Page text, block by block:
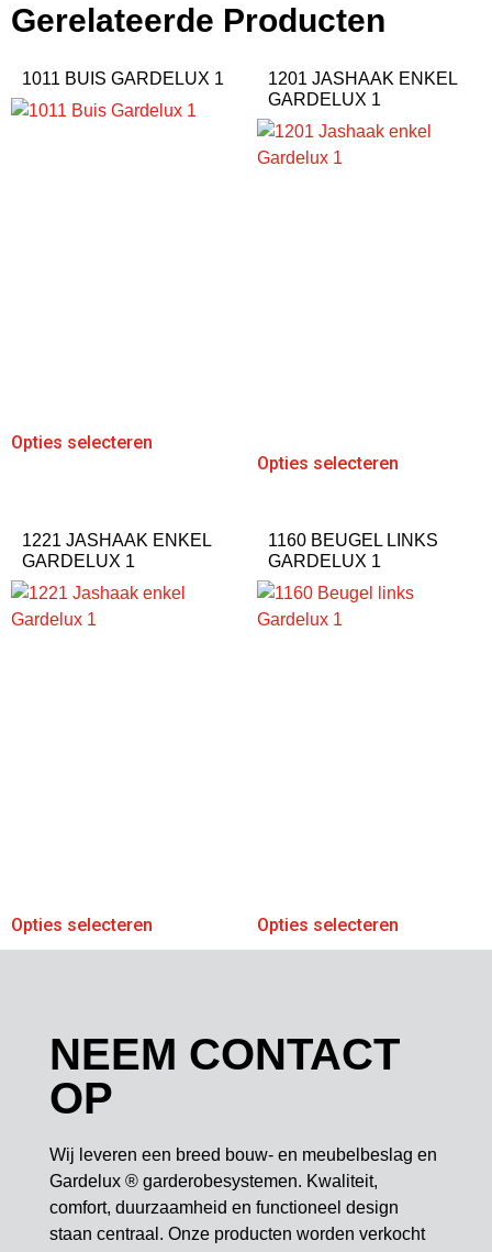
Gerelateerde Producten
1011 BUIS GARDELUX 1
Opties selecteren
1201 JASHAAK ENKEL
GARDELUX 1
Opties selecteren
1221 JASHAAK ENKEL
GARDELUX 1
Opties selecteren
1160 BEUGEL LINKS
GARDELUX 1
Opties selecteren
NEEM CONTACT
OP
Wij leveren een breed bouw- en meubelbeslag en
Gardelux ® garderobesystemen. Kwaliteit,
comfort, duurzaamheid en functioneel design
staan centraal. Onze producten worden verkocht